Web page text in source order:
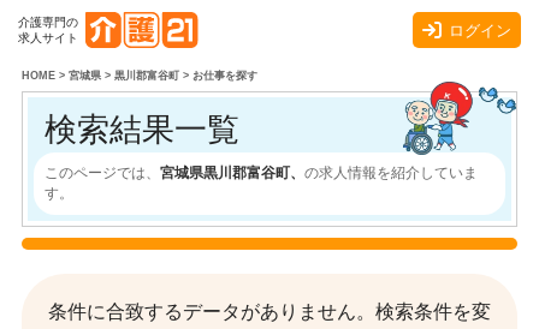
介護専門の
求人サイト
ログイン
HOME> 宮城県> 黒川郡富谷町> お仕事を探す
検索結果一覧
このページでは、 宮城県黒川郡富谷町、 の求人情報を紹介していま
す。
条件に合致するデータがありません。検索条件を変